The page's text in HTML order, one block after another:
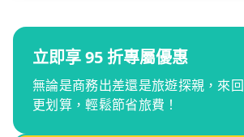
立即享 95 折專屬優惠
無論是商務出差還是旅遊探親，來
更划算，輕鬆節省旅費！